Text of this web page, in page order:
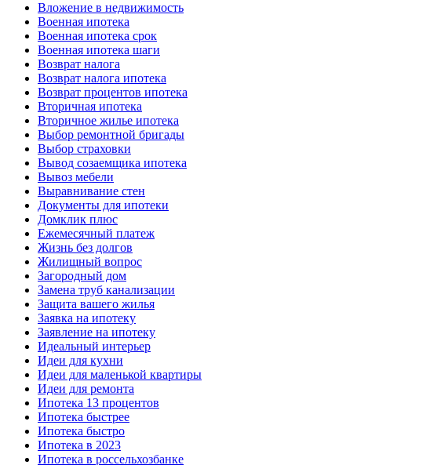
Вложение в недвижимость
Военная ипотека
Военная ипотека срок
Военная ипотека шаги
Возврат налога
Возврат налога ипотека
Возврат процентов ипотека
Вторичная ипотека
Вторичное жилье ипотека
Выбор ремонтной бригады
Выбор страховки
Вывод созаемщика ипотека
Вывоз мебели
Выравнивание стен
Документы для ипотеки
Домклик плюс
Ежемесячный платеж
Жизнь без долгов
Жилищный вопрос
Загородный дом
Замена труб канализации
Защита вашего жилья
Заявка на ипотеку
Заявление на ипотеку
Идеальный интерьер
Идеи для кухни
Идеи для маленькой квартиры
Идеи для ремонта
Ипотека 13 процентов
Ипотека быстрее
Ипотека быстро
Ипотека в 2023
Ипотека в россельхозбанке